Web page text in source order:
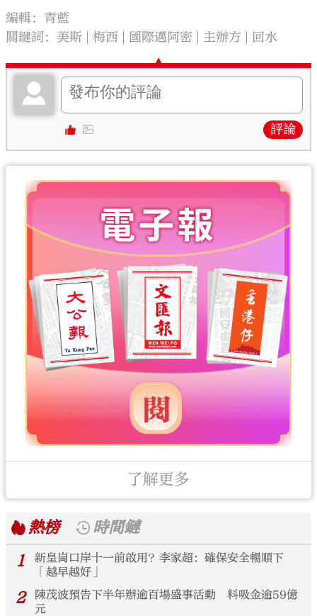
編輯：青藍
關鍵詞： 美斯 梅西 國際邁阿密 主辦方 回水
評論
了解更多
熱榜
時間鏈
1
新皇崗口岸十一前啟用？李家超：確保安全暢順下
「越早越好」
2
陳茂波預告下半年辦逾百場盛事活動 料吸金逾59億
元